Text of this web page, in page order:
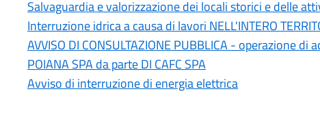
Salvaguardia e valorizzazione dei locali storici e delle
Interruzione idrica a causa di lavori NELL'INTERO
AVVISO DI CONSULTAZIONE PUBBLICA - operazione
POIANA SPA da parte DI CAFC SPA
Avviso di interruzione di energia elettrica